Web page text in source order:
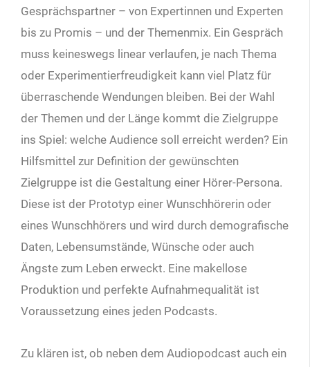
Gesprächspartner – von Expertinnen und Experten
bis zu Promis – und der Themenmix. Ein Gespräch
muss keineswegs linear verlaufen, je nach Thema
oder Experimentierfreudigkeit kann viel Platz für
überraschende Wendungen bleiben. Bei der Wahl
der Themen und der Länge kommt die Zielgruppe
ins Spiel: welche Audience soll erreicht werden? Ein
Hilfsmittel zur Definition der gewünschten
Zielgruppe ist die Gestaltung einer Hörer-Persona.
Diese ist der Prototyp einer Wunschhörerin oder
eines Wunschhörers und wird durch demografische
Daten, Lebensumstände, Wünsche oder auch
Ängste zum Leben erweckt. Eine makellose
Produktion und perfekte Aufnahmequalität ist
Voraussetzung eines jeden Podcasts.
Zu klären ist, ob neben dem Audiopodcast auch ein